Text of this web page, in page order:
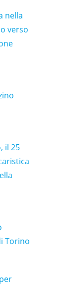
nella
verso
il 25
Torino